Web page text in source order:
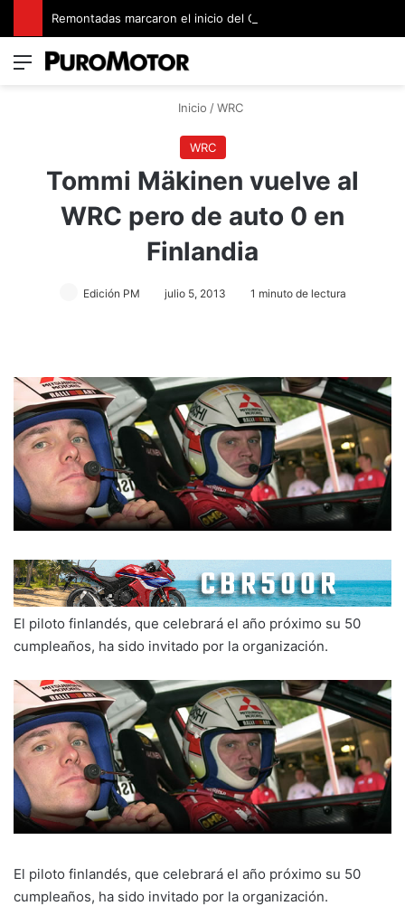
Menú
Inicio / WRC
WRC
Tommi Mäkinen vuelve al
WRC pero de auto 0 en
Finlandia
Edición PM julio 5, 2013 1 minuto de lectura
El piloto finlandés, que celebrará el año próximo su 50
cumpleaños, ha sido invitado por la organización.
El piloto finlandés, que celebrará el año próximo su 50
cumpleaños, ha sido invitado por la organización.